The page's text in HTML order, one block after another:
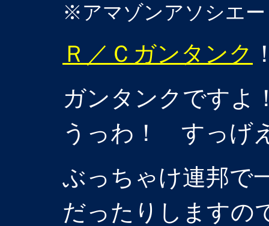
※アマゾンアソシエ
Ｒ／Ｃガンタンク
ガンタンクです
うっわ！ すっげ
ぶっちゃけ連邦で
だったりしますの